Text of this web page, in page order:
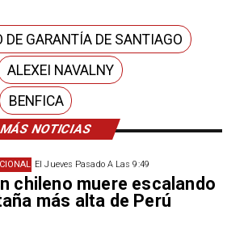
MÁS NOTICIAS
El Jueves Pasado A Las 9:49
chileno muere escalando
más alta de Perú
GARANTÍA DE SANTIAGO
ALEXEI NAVALNY
BENFICA